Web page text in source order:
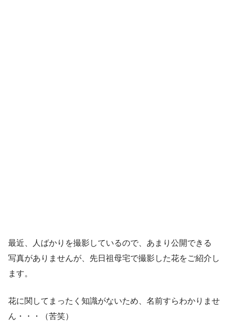
最近、人ばかりを撮影しているので、あまり公開できる
写真がありませんが、先日祖母宅で撮影した花をご紹介し
ます。
花に関してまったく知識がないため、名前すらわかりませ
ん・・・（苦笑）